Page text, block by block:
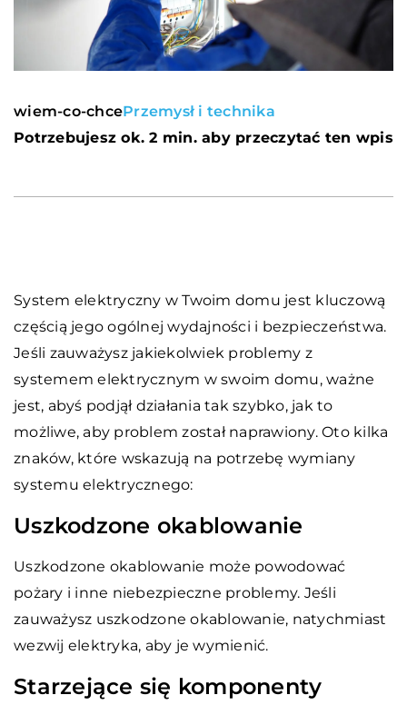
wiem-co-chcePrzemysł i technika
Potrzebujesz ok. 2 min. aby przeczytać ten wpis
System elektryczny w Twoim domu jest kluczową
częścią jego ogólnej wydajności i bezpieczeństwa.
Jeśli zauważysz jakiekolwiek problemy z
systemem elektrycznym w swoim domu, ważne
jest, abyś podjął działania tak szybko, jak to
możliwe, aby problem został naprawiony. Oto kilka
znaków, które wskazują na potrzebę wymiany
systemu elektrycznego:
Uszkodzone okablowanie
Uszkodzone okablowanie może powodować
pożary i inne niebezpieczne problemy. Jeśli
zauważysz uszkodzone okablowanie, natychmiast
wezwij elektryka, aby je wymienić.
Starzejące się komponenty